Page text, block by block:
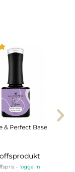
& Perfect Base
- logga in